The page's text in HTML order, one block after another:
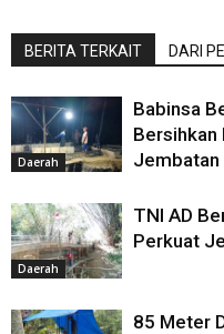
BERITA TERKAIT DARI
Daerah
Babinsa
Bersihkan
Jembatan
Daerah
TNI AD
Perkuat
85 Meter